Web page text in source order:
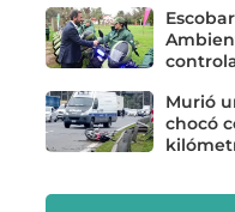
Murió
chocó